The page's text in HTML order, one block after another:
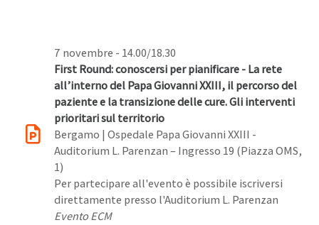
7 novembre - 14.00/18.30
First Round: conoscersi per pianificare - La rete
all’interno del Papa Giovanni XXIII, il percorso del
paziente e la transizione delle cure. Gli interventi
prioritari sul territorio
Bergamo | Ospedale Papa Giovanni XXIII -
Auditorium L. Parenzan – Ingresso 19 (Piazza OMS,
1)
Per partecipare all'evento è possibile iscriversi
direttamente presso l'Auditorium L. Parenzan
Evento ECM